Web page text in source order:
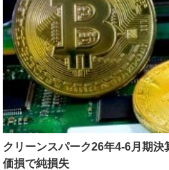
クリーンスパーク26年4-6月期
価損で純損失